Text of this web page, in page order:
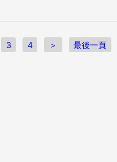
3 4 ＞ 最後一頁